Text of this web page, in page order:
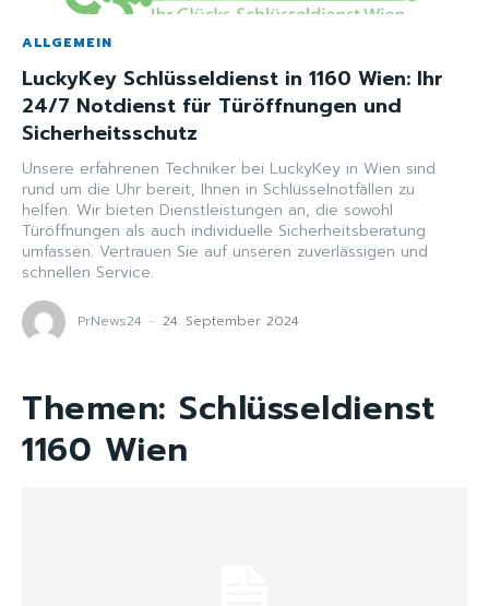
ALLGEMEIN
LuckyKey Schlüsseldienst in 1160 Wien: Ihr
24/7 Notdienst für Türöffnungen und
Sicherheitsschutz
Unsere erfahrenen Techniker bei LuckyKey in Wien sind
rund um die Uhr bereit, Ihnen in Schlüsselnotfällen zu
helfen. Wir bieten Dienstleistungen an, die sowohl
Türöffnungen als auch individuelle Sicherheitsberatung
umfassen. Vertrauen Sie auf unseren zuverlässigen und
schnellen Service.
PrNews24 - 24. September 2024
Themen: Schlüsseldienst
1160 Wien